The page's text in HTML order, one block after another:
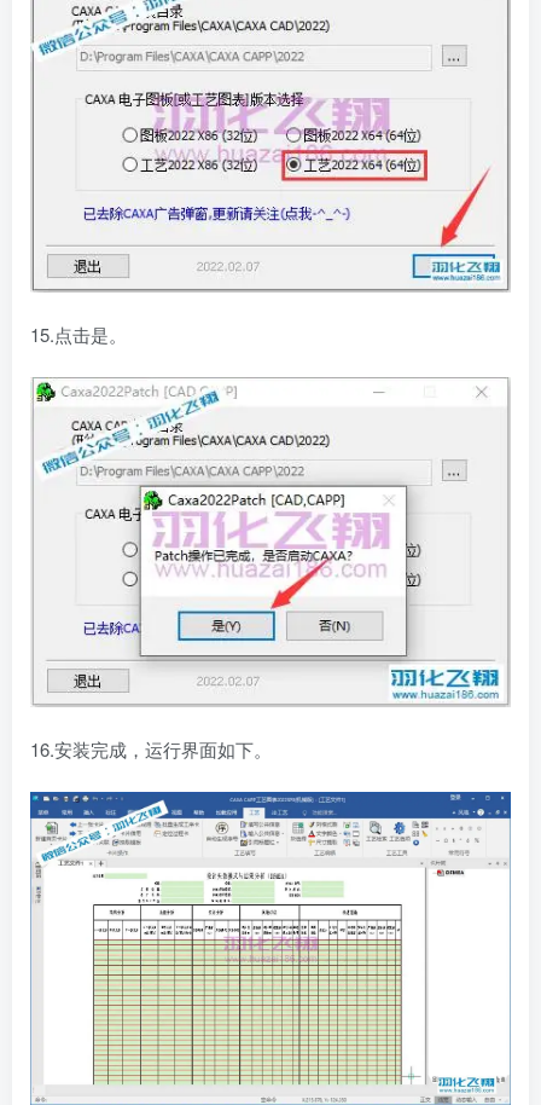
15.点击是。
16.安装完成，运行界面如下。